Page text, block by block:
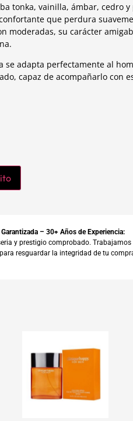
tonka, vainilla, ámbar, cedro y
que perdura
moderadas, su carácter
se adapta perfectamente al
capaz de acompañarlo con
– 30+ Años de Experiencia:
y prestigio comprobado.
resguardar la integridad de tu